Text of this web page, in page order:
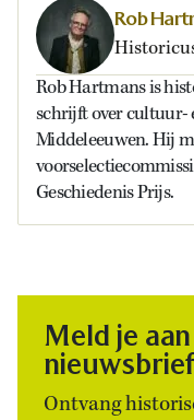
Rob
Rob Hartmans is
schrijft over cultuur-
Middeleeuwen. Hij
Geschiedenis Prijs.
Meld je
Ontvang